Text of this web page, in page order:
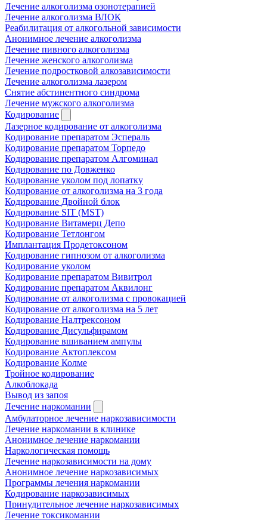
Лечение алкоголизма озонотерапией
Лечение алкоголизма ВЛОК
Реабилитация от алкогольной зависимости
Анонимное лечение алкоголизма
Лечение пивного алкоголизма
Лечение женского алкоголизма
Лечение подростковой алкозависимости
Лечение алкоголизма лазером
Снятие абстинентного синдрома
Лечение мужского алкоголизма
Кодирование
Лазерное кодирование от алкоголизма
Кодирование препаратом Эспераль
Кодирование препаратом Торпедо
Кодирование препаратом Алгоминал
Кодирование по Довженко
Кодирование уколом под лопатку
Кодирование от алкоголизма на 3 года
Кодирование Двойной блок
Кодирование SIT (MST)
Кодирование Витамерц Депо
Кодирование Тетлонгом
Имплантация Продетоксоном
Кодирование гипнозом от алкоголизма
Кодирование уколом
Кодирование препаратом Вивитрол
Кодирование препаратом Аквилонг
Кодирование от алкоголизма с провокацией
Кодирование от алкоголизма на 5 лет
Кодирование Налтрексоном
Кодирование Дисульфирамом
Кодирование вшиванием ампулы
Кодирование Актоплексом
Кодирование Колме
Тройное кодирование
Алкоблокада
Вывод из запоя
Лечение наркомании
Амбулаторное лечение наркозависимости
Лечение наркомании в клинике
Анонимное лечение наркомании
Наркологическая помощь
Лечение наркозависимости на дому
Анонимное лечение наркозависимых
Программы лечения наркомании
Кодирование наркозависимых
Принудительное лечение наркозависимых
Лечение токсикомании